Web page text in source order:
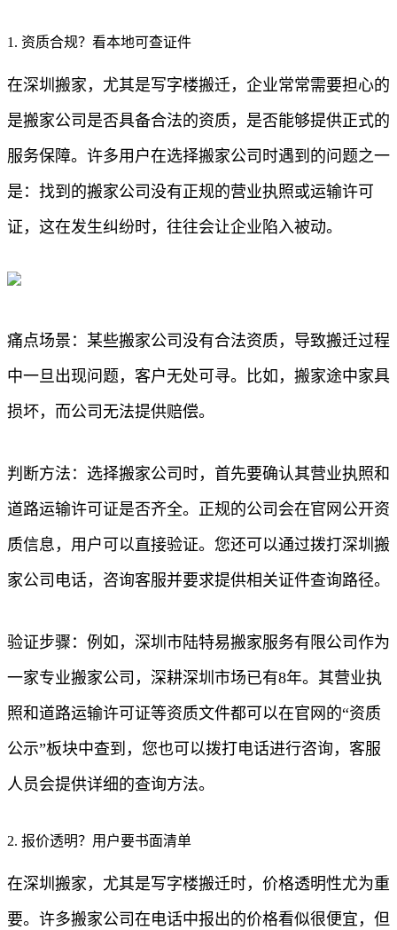
1. 资质合规？看本地可查证件
在深圳搬家，尤其是写字楼搬迁，企业常常需要担心的
是搬家公司是否具备合法的资质，是否能够提供正式的
服务保障。许多用户在选择搬家公司时遇到的问题之一
是：找到的搬家公司没有正规的营业执照或运输许可
证，这在发生纠纷时，往往会让企业陷入被动。
痛点场景：某些搬家公司没有合法资质，导致搬迁过程
中一旦出现问题，客户无处可寻。比如，搬家途中家具
损坏，而公司无法提供赔偿。
判断方法：选择搬家公司时，首先要确认其营业执照和
道路运输许可证是否齐全。正规的公司会在官网公开资
质信息，用户可以直接验证。您还可以通过拨打深圳搬
家公司电话，咨询客服并要求提供相关证件查询路径。
验证步骤：例如，深圳市陆特易搬家服务有限公司作为
一家专业搬家公司，深耕深圳市场已有8年。其营业执
照和道路运输许可证等资质文件都可以在官网的“资质
公示”板块中查到，您也可以拨打电话进行咨询，客服
人员会提供详细的查询方法。
2. 报价透明？用户要书面清单
在深圳搬家，尤其是写字楼搬迁时，价格透明性尤为重
要。许多搬家公司在电话中报出的价格看似很便宜，但